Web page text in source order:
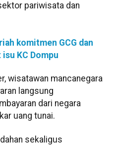
pariwisata dan
komitmen GCG dan
KC Dompu
wisatawan mancanegara
langsung
dari negara
uang tunai.
sekaligus